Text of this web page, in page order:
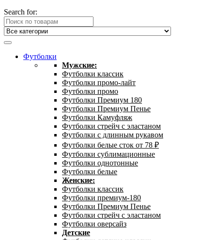
Search for:
Футболки
Мужские:
Футболки классик
Футболки промо-лайт
Футболки промо
Футболки Премиум 180
Футболки Премиум Пенье
Футболки Камуфляж
Футболки стрейч с эластаном
Футболки с длинным рукавом
Футболки белые сток от 78 ₽
Футболки сублимационные
Футболки однотонные
Футболки белые
Женские:
Футболки классик
Футболки премиум-180
Футболки Премиум Пенье
Футболки стрейч с эластаном
Футболки оверсайз
Детские